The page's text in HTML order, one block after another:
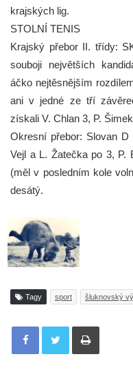
krajských lig.
STOLNÍ TENIS
Krajský přebor II. třídy:
souboji největších
áčko nejtěsnějším
ani v jedné ze tří
získali V. Chlan 3, P.
Okresní přebor: Slovan
Vejl a L. Žatečka po 3, P.
(měl v posledním kole
desátý.
Tagy sport šluknovský
Tisknout